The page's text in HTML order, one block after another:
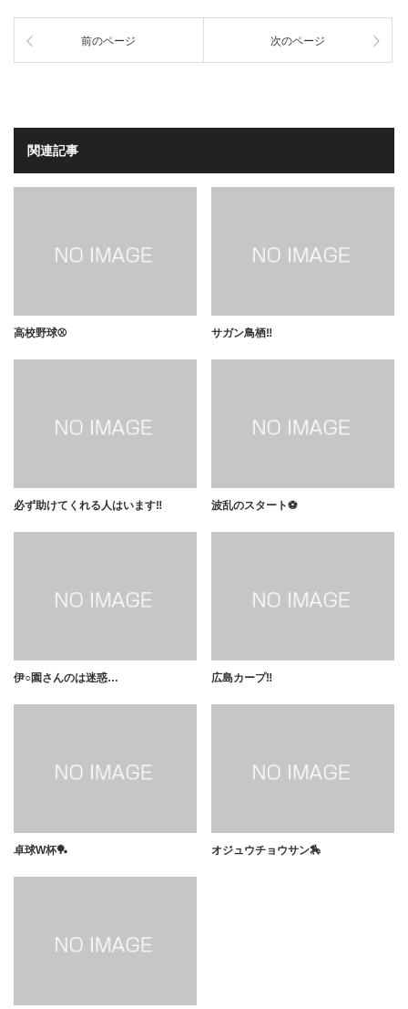
前のページ 次のページ
関連記事
高校野球⚾️ サガン鳥栖‼️
必ず助けてくれる人はいます‼️ 波乱のスタート⚽️
伊○園さんのは迷惑… 広島カープ‼️
卓球W杯🏓 オジュウチョウサン🏇